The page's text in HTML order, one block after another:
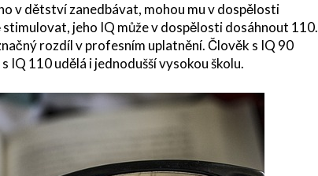
v dětství zanedbávat, mohou mu v dospělosti
jeho IQ může v dospělosti dosáhnout 110.
rozdíl v profesním uplatnění. Člověk s IQ 90
IQ 110 udělá i jednodušší vysokou školu.